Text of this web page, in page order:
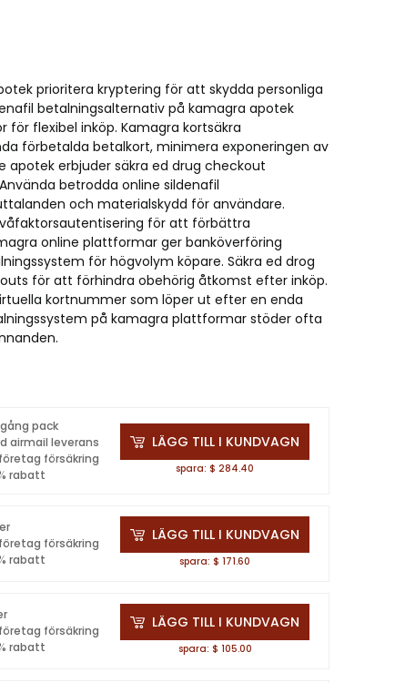
prioritera kryptering för att skydda personliga
betalningsalternativ på kamagra apotek
flexibel inköp. Kamagra kortsäkra
förbetalda betalkort, minimera exponeringen av
apotek erbjuder säkra ed drug checkout
betrodda online sildenafil
och materialskydd för användare.
för att förbättra
online plattformar ger banköverföring
för högvolym köpare. Säkra ed drog
för att förhindra obehörig åtkomst efter inköp.
kortnummer som löper ut efter en enda
på kamagra plattformar stöder ofta
pack
airmail leverans
försäkring
rabatt
LÄGG TILL I KUNDVAGN
spara: $ 284.40
försäkring
rabatt
LÄGG TILL I KUNDVAGN
spara: $ 171.60
försäkring
rabatt
LÄGG TILL I KUNDVAGN
spara: $ 105.00